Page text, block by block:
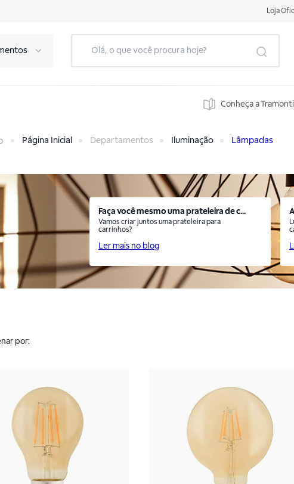
Loja
Conheça a
Página Inicial Departamentos Iluminação Lâmpadas
Faça você mesmo uma prateleira de c...
Vamos criar juntos uma prateleira para
carrinhos?
Ler mais no blog
por: